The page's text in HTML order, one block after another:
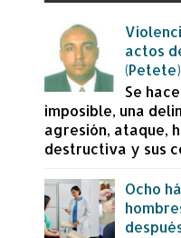
actos
Se
imposible, una
agresión, ataque,
destructiva y sus
Ocho